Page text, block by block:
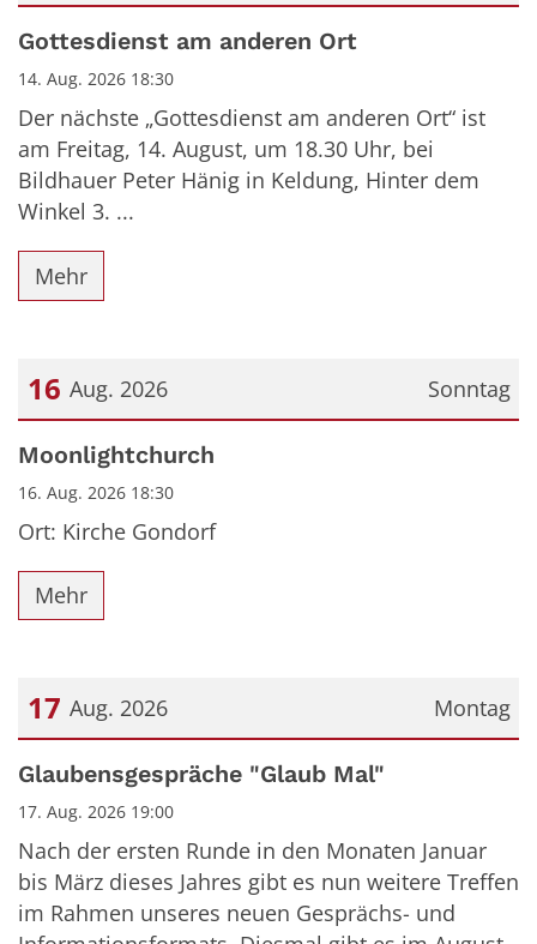
Datum: 14. August 2026
Gottesdienst am anderen Ort
14. Aug. 2026 18:30
Der nächste „Gottesdienst am anderen Ort“ ist
am Freitag, 14. August, um 18.30 Uhr, bei
Bildhauer Peter Hänig in Keldung, Hinter dem
Winkel 3. ...
Mehr
Sonntag
16 Aug. 2026
Datum: 16. August 2026
Moonlightchurch
16. Aug. 2026 18:30
Ort: Kirche Gondorf
Mehr
Montag
17 Aug. 2026
Datum: 17. August 2026
Glaubensgespräche "Glaub Mal"
17. Aug. 2026 19:00
Nach der ersten Runde in den Monaten Januar
bis März dieses Jahres gibt es nun weitere Treffen
im Rahmen unseres neuen Gesprächs- und